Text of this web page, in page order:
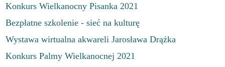
Konkurs Wielkanocny Pisanka 2021
Bezpłatne szkolenie - sieć na kulturę
Wystawa wirtualna akwareli Jarosława Drążka
Konkurs Palmy Wielkanocnej 2021